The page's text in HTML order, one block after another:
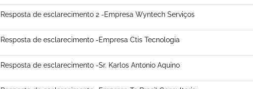
Resposta de esclarecimento 2 -Empresa Wyntech Serviços
Resposta de esclarecimento -Empresa Ctis Tecnologia
Resposta de esclarecimento -Sr. Karlos Antonio Aquino